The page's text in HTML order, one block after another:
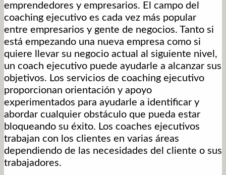
emprendedores y empresarios. El campo del
coaching ejecutivo es cada vez más popular
entre empresarios y gente de negocios. Tanto si
está empezando una nueva empresa como si
quiere llevar su negocio actual al siguiente nivel,
un coach ejecutivo puede ayudarle a alcanzar sus
objetivos. Los servicios de coaching ejecutivo
proporcionan orientación y apoyo
experimentados para ayudarle a identificar y
abordar cualquier obstáculo que pueda estar
bloqueando su éxito. Los coaches ejecutivos
trabajan con los clientes en varias áreas
dependiendo de las necesidades del cliente o sus
trabajadores.